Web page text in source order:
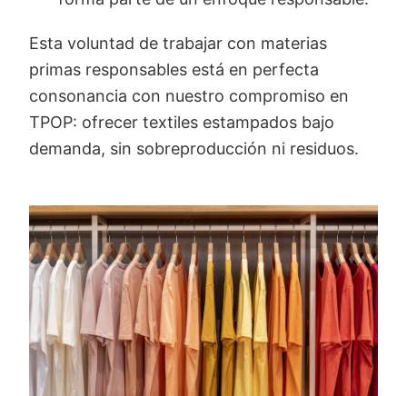
Esta voluntad de trabajar con materias
primas responsables está en perfecta
consonancia con nuestro compromiso en
TPOP: ofrecer textiles estampados bajo
demanda, sin sobreproducción ni residuos.